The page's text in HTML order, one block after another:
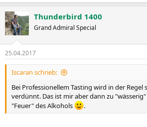
Thunderbird 1400
Grand Admiral Special
25.04.2017
Iscaran schrieb:
Bei Professionellem Tasting wird in der Regel
verdünnt. Das ist mir aber dann zu
"Feuer" des Alkohols
.